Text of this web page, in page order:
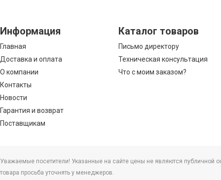
Информация
Главная
Доставка и оплата
О компании
Контакты
Новости
Гарантия и возврат
Поставщикам
Каталог товаров
Письмо директору
Техническая консультация
Что с моим заказом?
Уважаемые посетители! Указанные на сайте цены не являются публичной
товара просьба уточнять у менеджеров.